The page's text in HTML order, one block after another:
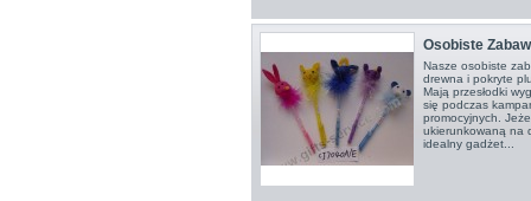
Osobiste
Nasze osobiste
drewna i pokryte
Mają przesłodki
się podczas
promocyjnych.
ukierunkowaną na
idealny gadżet...